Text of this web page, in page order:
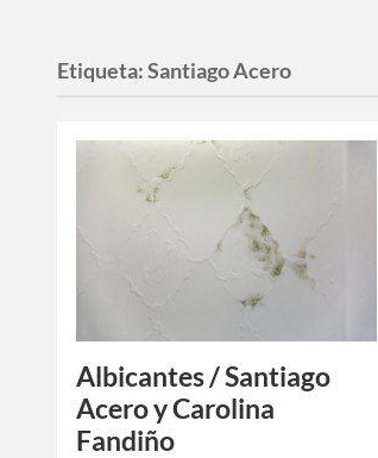
Etiqueta:Santiago Acero
Albicantes / Santiago
Acero y Carolina
Fandiño